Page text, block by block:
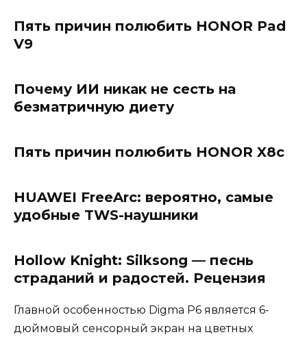
Пять причин полюбить HONOR Pad
V9
Почему ИИ никак не сесть на
безматричную диету
Пять причин полюбить HONOR X8c
HUAWEI FreeArc: вероятно, самые
удобные TWS-наушники
Hollow Knight: Silksong — песнь
страданий и радостей. Рецензия
Главной особенностью Digma P6 является 6-
дюймовый сенсорный экран на цветных